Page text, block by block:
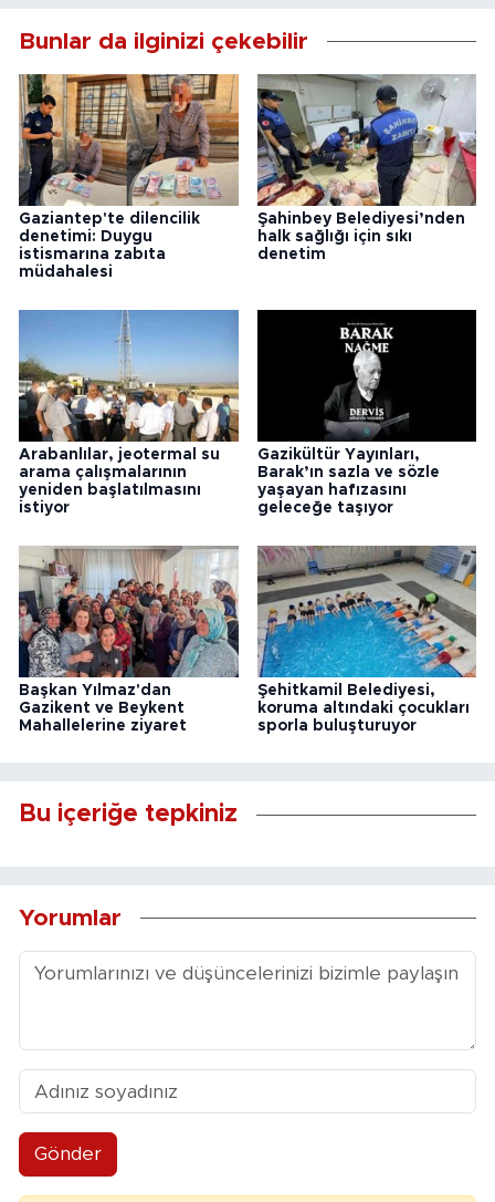
Bunlar da ilginizi çekebilir
Gaziantep'te dilencilik
denetimi: Duygu
istismarına zabıta
müdahalesi
Şahinbey Belediyesi’nden
halk sağlığı için sıkı
denetim
Arabanlılar, jeotermal su
arama çalışmalarının
yeniden başlatılmasını
istiyor
Gazikültür Yayınları,
Barak’ın sazla ve sözle
yaşayan hafızasını
geleceğe taşıyor
Başkan Yılmaz'dan
Gazikent ve Beykent
Mahallelerine ziyaret
Şehitkamil Belediyesi,
koruma altındaki çocukları
sporla buluşturuyor
Bu içeriğe tepkiniz
Yorumlar
Gönder